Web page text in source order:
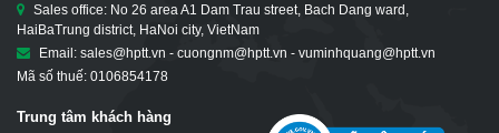
Sales office: No 26 area A1 Dam Trau street, Bach Dang ward,
HaiBaTrung district, HaNoi city, VietNam
Email: sales@hptt.vn - cuongnm@hptt.vn - vuminhquang@hptt.vn
Mã số thuế: 0106854178
Trung tâm khách hàng